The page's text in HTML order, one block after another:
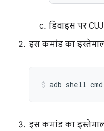
डिवाइस पर
इस कमांड का
adb shell cmd
इस कमांड का